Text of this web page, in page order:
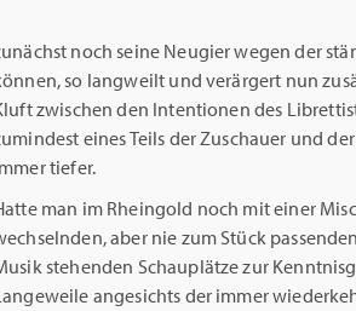
noch seine Neugier wegen der
so langweilt und verärgert nun
zwischen den Intentionen des
eines Teils der Zuschauer und
tiefer.
man im Rheingold noch mit einer
aber nie zum Stück
stehenden Schauplätze zur
angesichts der immer